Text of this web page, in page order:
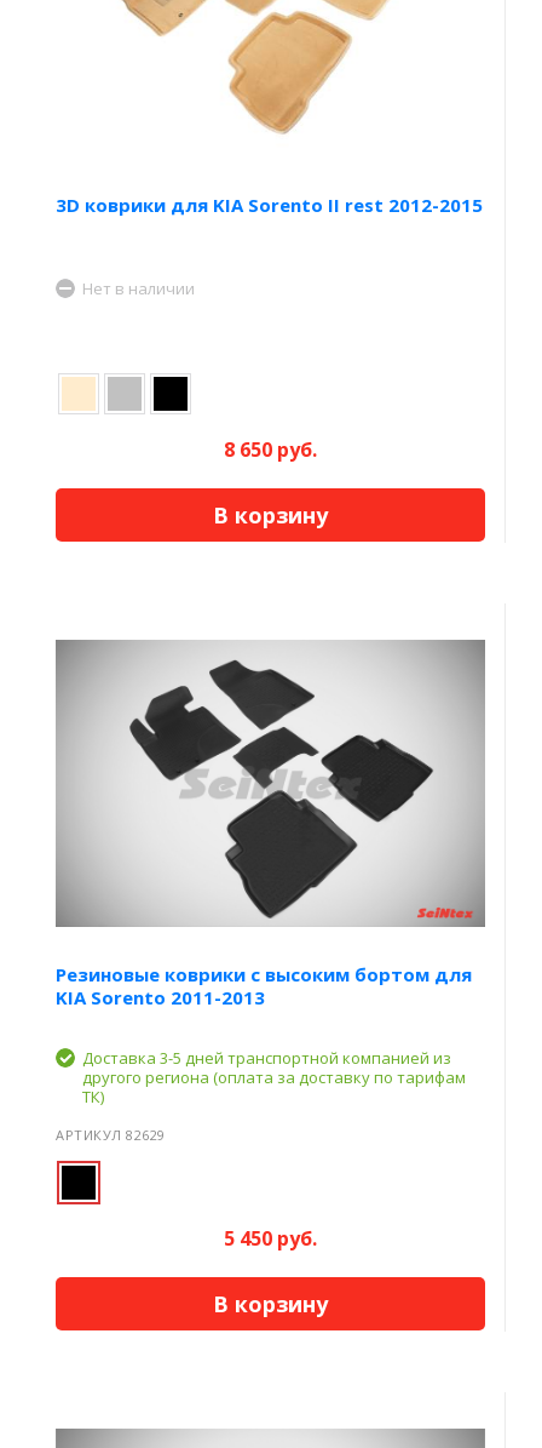
3D коврики для KIA Sorento II rest 2012-2015
Нет в наличии
8 650 руб.
В корзину
Резиновые коврики с высоким бортом для
KIA Sorento 2011-2013
Доставка 3-5 дней транспортной компанией из
другого региона (оплата за доставку по тарифам
ТК)
АРТИКУЛ 82629
5 450 руб.
В корзину